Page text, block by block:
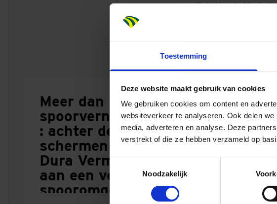
Toestemming
Deze website maakt gebruik van cookies
We gebruiken cookies om content en
websiteverkeer te analyseren. Ook delen
media, adverteren en analyse. Deze
verstrekt of die ze hebben verzameld op
Toestemmingsselectie
Noodzakelijk
overwegveiligheid op het traject.
Integrale samenwerking
onze werkzaamheden is augustus
Meer dan
spoorvernieuwing
: achter de
schermen werkt
Dura Vermeer
aan een veilige
spooromgeving
27 JULI